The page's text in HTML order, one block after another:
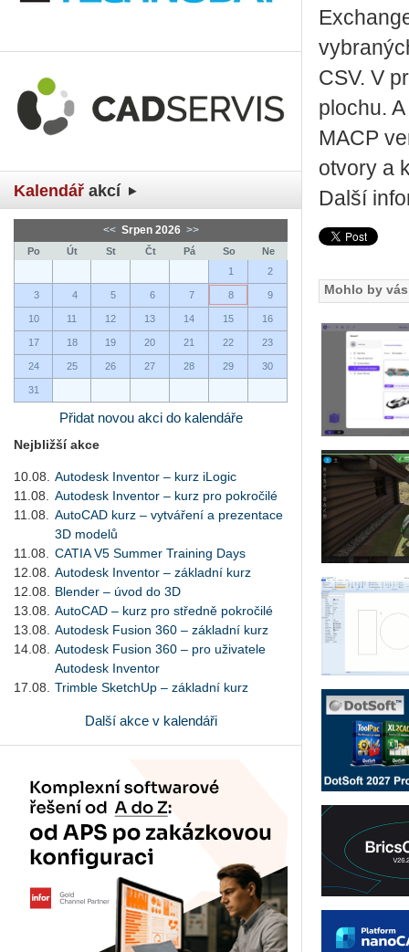
Kalendář akcí
<< Srpen 2026 >>
Po Út St Čt Pá So
Ne
1
2
3 4 5 6 7 8 9
10 11 12 13 14 15 16
17 18 19 20 21 22 23
24 25 26 27 28 29 30
31
Přidat novou akci do kalendáře
Nejbližší akce
10.08.
Autodesk Inventor – kurz iLogic
11.08.
Autodesk Inventor – kurz pro pokročilé
11.08.
AutoCAD kurz – vytváření a prezentace
3D modelů
11.08.
CATIA V5 Summer Training Days
12.08.
Autodesk Inventor – základní kurz
12.08.
Blender – úvod do 3D
13.08.
AutoCAD – kurz pro středně pokročilé
13.08.
Autodesk Fusion 360 – základní kurz
14.08.
Autodesk Fusion 360 – pro uživatele
Autodesk Inventor
17.08.
Trimble SketchUp – základní kurz
Další akce v kalendáři
CSV. V
plochu.
MACP
otvory a
Další
Mohlo by